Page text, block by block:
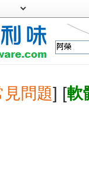
見問題] [軟